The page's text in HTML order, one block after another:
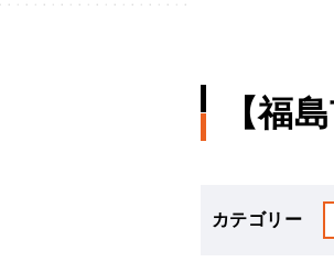
【福
カテゴリー